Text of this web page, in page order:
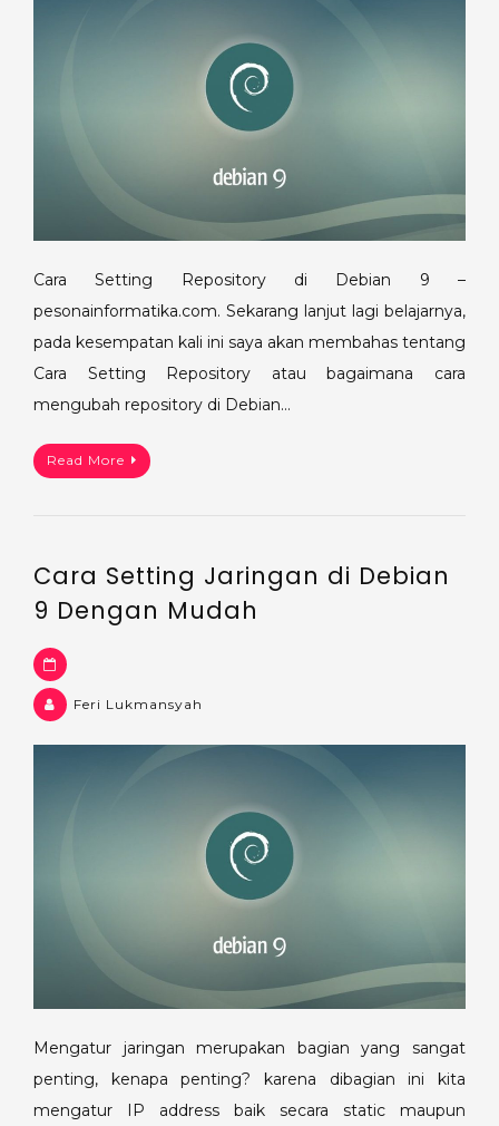
Cara Setting Repository di Debian 9 –
pesonainformatika.com. Sekarang lanjut lagi belajarnya,
pada kesempatan kali ini saya akan membahas tentang
Cara Setting Repository atau bagaimana cara
mengubah repository di Debian…
Read More
Cara Setting Jaringan di Debian
9 Dengan Mudah
Feri Lukmansyah
Mengatur jaringan merupakan bagian yang sangat
penting, kenapa penting? karena dibagian ini kita
mengatur IP address baik secara static maupun